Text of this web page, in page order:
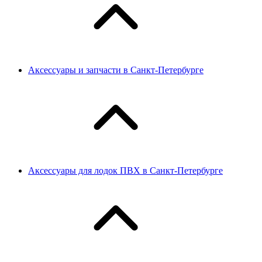
Аксессуары и запчасти в Санкт-Петербурге
Аксессуары для лодок ПВХ в Санкт-Петербурге